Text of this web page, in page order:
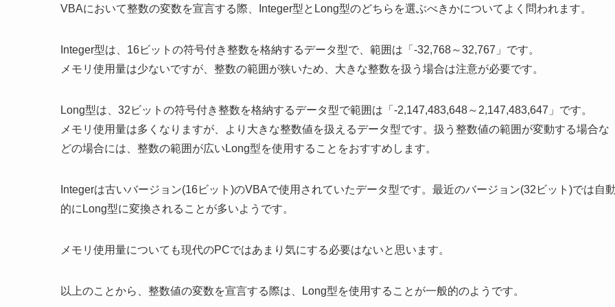
VBAにおいて整数の変数を宣言する際、Integer型とLong型のどちらを選ぶべきかについてよく問われます。
Integer型は、16ビットの符号付き整数を格納するデータ型で、範囲は「-32,768～32,767」です。
メモリ使用量は少ないですが、整数の範囲が狭いため、大きな整数を扱う場合は注意が必要です。
Long型は、32ビットの符号付き整数を格納するデータ型で範囲は「-2,147,483,648～2,147,483,647」です。
メモリ使用量は多くなりますが、より大きな整数値を扱えるデータ型です。扱う整数値の範囲が変動する場合な
どの場合には、整数の範囲が広いLong型を使用することをおすすめします。
Integerは古いバージョン(16ビット)のVBAで使用されていたデータ型です。最近のバージョン(32ビット)では自
的にLong型に変換されることが多いようです。
メモリ使用量についても現代のPCではあまり気にする必要はないと思います。
以上のことから、整数値の変数を宣言する際は、Long型を使用することが一般的のようです。